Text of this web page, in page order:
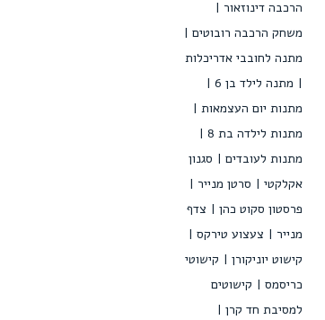
הרכבה דינוזאור
משחק הרכבה רובוטים
מתנה לחובבי אדריכלות
מתנה לילד בן 6
מתנות יום העצמאות
מתנות לילדה בת 8
מתנות לעובדים
סגנון
אקלקטי
סרטן מנייר
פרסטון סקוט כהן
צדף
מנייר
צעצוע טירקס
קישוט יוניקורן
קישוטי
כריסמס
קישוטים
למסיבת חד קרן